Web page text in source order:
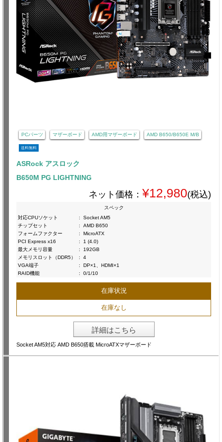
PCパーツ マザーボード AMD用マザーボード AMD B650/B650E M/B
送料無料
ASRock アスロック
B650M PG LIGHTNING
ネット価格： ¥12,980(税込)
スペック
対応CPUソケット
:
Socket AM5
チップセット
:
AMD B650
フォームファクター
:
MicroATX
PCI Express x16
:
1 (4.0)
最大メモリ容量
:
192GB
メモリスロット（DDR5）
:
4
VGA端子
:
DP×1、HDMI×1
RAID機能
: 0/1/10
在庫状況
在庫なし
詳細はこちら
Socket AM5対応 AMD B650搭載 MicroATXマザーボード